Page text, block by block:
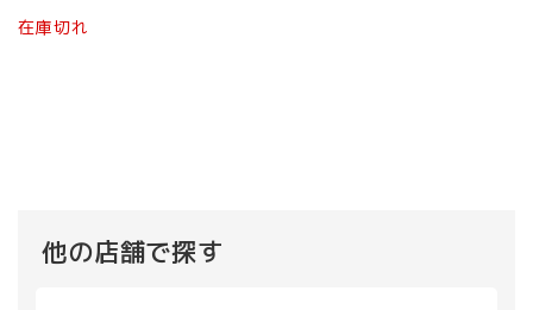
在庫切れ
他の店舗で探す